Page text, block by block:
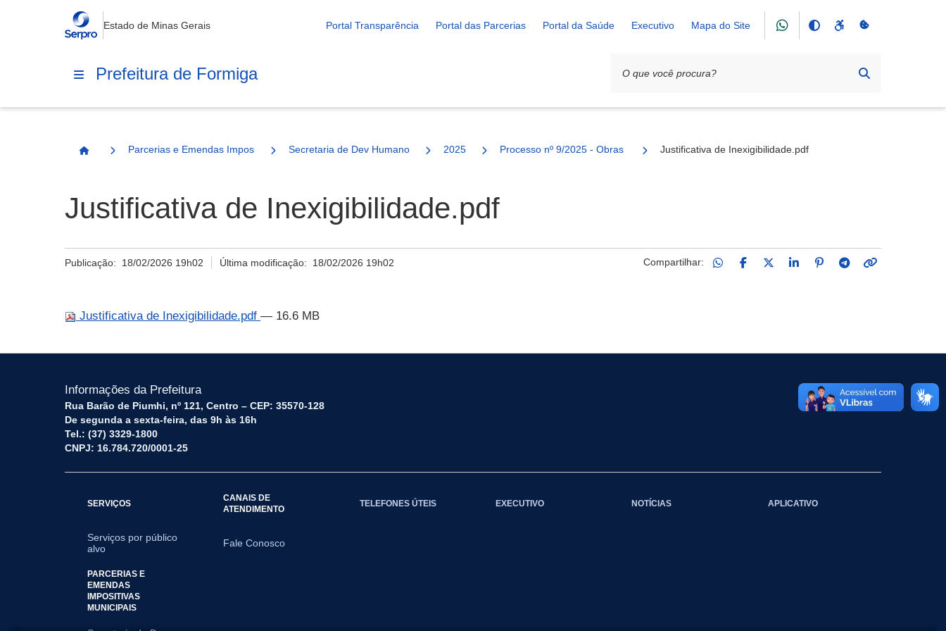
Estado de Minas Gerais Portal Transparência Portal das Parcerias Portal da Saúde Executivo Mapa do Site
Prefeitura de Formiga
Página Inicial
Parcerias e Emendas Impositivas MunicipaisSecretaria de Dev Humano 2025 Processo nº 9/2025 - Obras Sociais do Bairro Nossa Sra. de Aparecida
Justificativa de Inexigibilidade.pdf
Justificativa de Inexigibilidade.pdf
Publicação: 18/02/2026 19h02 Última modificação: 18/02/2026 19h02 Compartilhar:
Justificativa de Inexigibilidade.pdf — 16.6 MB
Informações da Prefeitura
Rua Barão de Piumhi, nº 121, Centro – CEP: 35570-128
De segunda a sexta-feira, das 9h às 16h
Tel.: (37) 3329-1800
CNPJ: 16.784.720/0001-25
SERVIÇOS
Serviços por público
alvo
CANAIS DE
ATENDIMENTO
Fale Conosco
TELEFONES ÚTEIS EXECUTIVO NOTÍCIAS APLICATIVO
PARCERIAS E
EMENDAS
IMPOSITIVAS
MUNICIPAIS